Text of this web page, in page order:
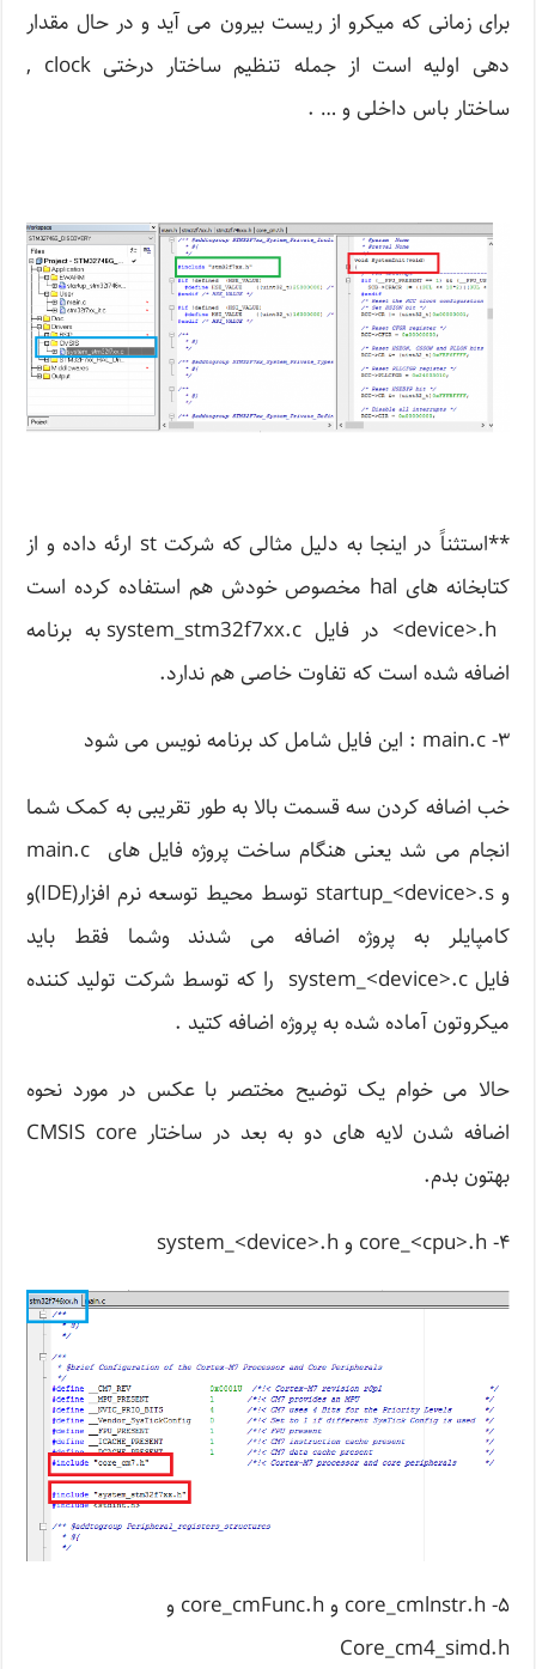
برای زمانی که میکرو از ریست بیرون می آید و در حال مقدار
دهی اولیه است از جمله تنظیم ساختار درختی clock ,
ساختار باس داخلی و … .
**استثناً در اینجا به دلیل مثالی که شرکت st ارئه داده و از
کتابخانه های hal مخصوص خودش هم استفاده کرده است
device>.h> در فایل system_stm32f7xx.c به برنامه
اضافه شده است که تفاوت خاصی هم ندارد.
۳- main.c : این فایل شامل کد برنامه نویس می شود
خب اضافه کردن سه قسمت بالا به طور تقریبی به کمک شما
انجام می شد یعنی هنگام ساخت پروژه فایل های main.c
و startup_<device>.s توسط محیط توسعه نرم افزار(IDE)و
کامپایلر به پروژه اضافه می شدند وشما فقط باید
فایل system_<device>.c را که توسط شرکت تولید کننده
میکروتون آماده شده به پروژه اضافه کتید .
حالا می خوام یک توضیح مختصر با عکس در مورد نحوه
اضافه شدن لایه های دو به بعد در ساختار CMSIS core
بهتون بدم.
۴- core_<cpu>.h و system_<device>.h
۵- core_cmlnstr.h و core_cmFunc.h و
Core_cm4_simd.h